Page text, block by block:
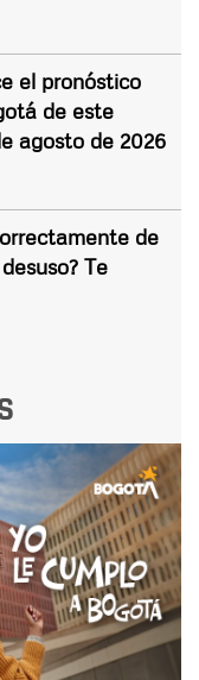
el pronóstico
de este
agosto de 2026
de
Te